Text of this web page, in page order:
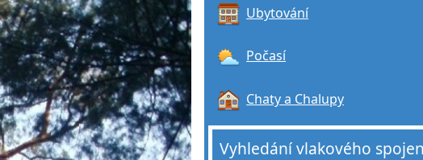
Ubytování
Počasí
Chaty a Chalupy
Vyhledání vlakového